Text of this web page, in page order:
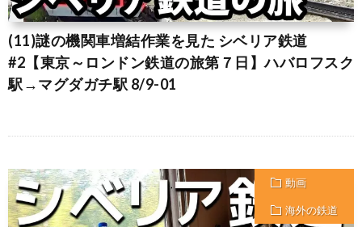
(11)謎の機関車増結作業を見た シベリア鉄道
#2【東京～ロンドン鉄道の旅第７日】ハバロフスク
駅→マグダガチ駅 8/9-01
動画
海外の鉄道